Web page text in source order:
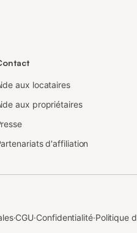
aux locataires
aux propriétaires
d'affiliation
·CGU·Confidentialité·Politique